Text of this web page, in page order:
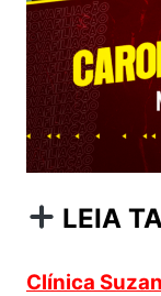
LEIA
Clínica